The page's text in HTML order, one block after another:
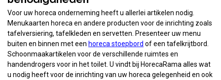
Voor uw horeca onderneming heeft u allerlei artikelen nodig.
Menukaarten horeca en andere producten voor de inrichting zoals
tafelversiering, tafelkleden en servetten. Presenteer uw menu
buiten en binnen met een horeca stoepbord of een tafelkrijtbord.
Schoonmaakartikelen voor de verschillende ruimtes en
handendrogers voor in het toilet. U vindt bij HorecaRama alles wat
u nodig heeft voor de inrichting van uw horeca gelegenheid en ook